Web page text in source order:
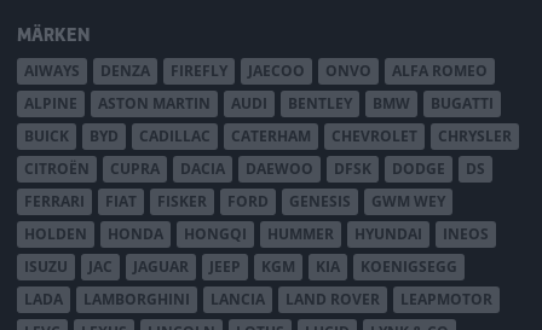
MÄRKEN
AIWAYS DENZA FIREFLY JAECOO ONVO
ALFA ROMEO
ALPINE
ASTON MARTIN AUDI BENTLEY BMW
BUGATTI
BUICK
BYD CADILLAC CATERHAM CHEVROLET
CHRYSLER
CITROËN
CUPRA DACIA DAEWOO DFSK DODGE
DS
FERRARI
FIAT FISKER FORD GENESIS
GWM WEY
HOLDEN
HONDA HONGQI HUMMER HYUNDAI
INEOS
ISUZU
JAC JAGUAR JEEP KGM KIA
KOENIGSEGG
LADA
LAMBORGHINI LANCIA LAND ROVER
LEAPMOTOR